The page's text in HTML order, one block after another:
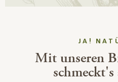
JA!
Mit unseren